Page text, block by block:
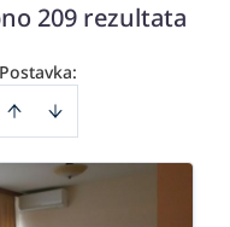
209 rezultata
Postavka: